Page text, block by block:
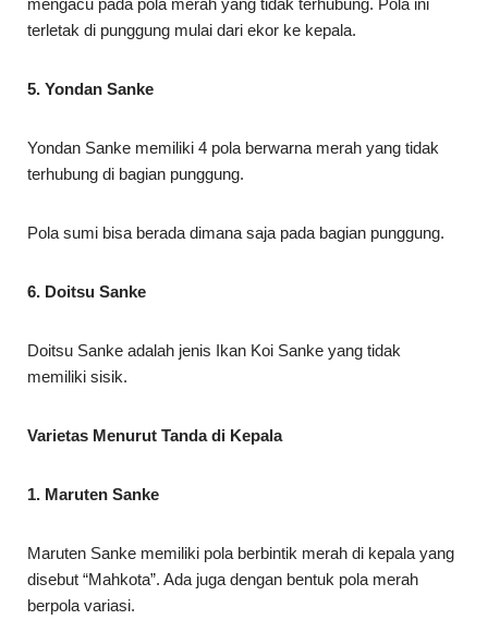
mengacu pada pola merah yang tidak terhubung. Pola ini
terletak di punggung mulai dari ekor ke kepala.
5. Yondan Sanke
Yondan Sanke memiliki 4 pola berwarna merah yang tidak
terhubung di bagian punggung.
Pola sumi bisa berada dimana saja pada bagian punggung.
6. Doitsu Sanke
Doitsu Sanke adalah jenis Ikan Koi Sanke yang tidak
memiliki sisik.
Varietas Menurut Tanda di Kepala
1. Maruten Sanke
Maruten Sanke memiliki pola berbintik merah di kepala yang
disebut “Mahkota”. Ada juga dengan bentuk pola merah
berpola variasi.